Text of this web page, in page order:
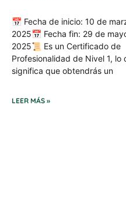
📅 Fecha de inicio: 10 de
2025📅 Fecha fin: 29 de
2025📜 Es un Certificado de
Profesionalidad de Nivel 1, lo
significa que obtendrás un
LEER MÁS »